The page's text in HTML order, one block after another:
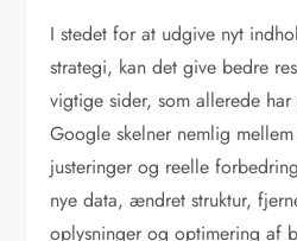
I stedet for at udgive nyt
strategi, kan det give bedre
vigtige sider, som allerede
Google skelner nemlig
justeringer og reelle
nye data, ændret struktur,
oplysninger og optimering af